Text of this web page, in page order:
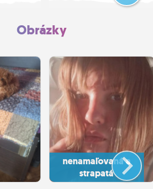
Slovensku a školstvo.
Obrázky
nenamaľovaná a
strapatá